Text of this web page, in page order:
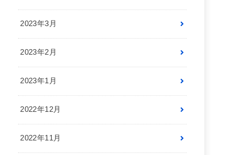
2023年3月
2023年2月
2023年1月
2022年12月
2022年11月